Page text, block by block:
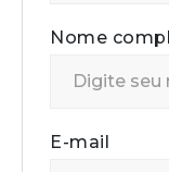
Nome
E-mail